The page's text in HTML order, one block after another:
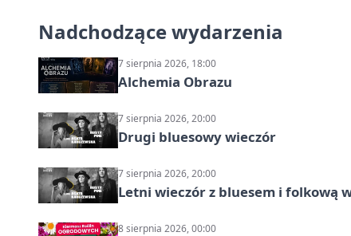
Nadchodzące wydarzenia
7 sierpnia 2026, 18:00
Alchemia Obrazu
7 sierpnia 2026, 20:00
Drugi bluesowy wieczór
7 sierpnia 2026, 20:00
Letni wieczór z bluesem i folkową
8 sierpnia 2026, 00:00